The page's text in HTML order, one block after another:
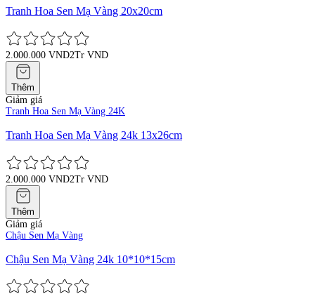
Tranh Hoa Sen Mạ Vàng 20x20cm
2.000.000 VND2Tr VND
Thêm
Giảm giá
Tranh Hoa Sen Mạ Vàng 24K
Tranh Hoa Sen Mạ Vàng 24k 13x26cm
2.000.000 VND2Tr VND
Thêm
Giảm giá
Chậu Sen Mạ Vàng
Chậu Sen Mạ Vàng 24k 10*10*15cm